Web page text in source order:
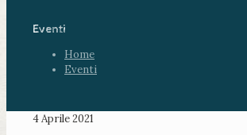
Eventi
Home
Eventi
4 Aprile 2021